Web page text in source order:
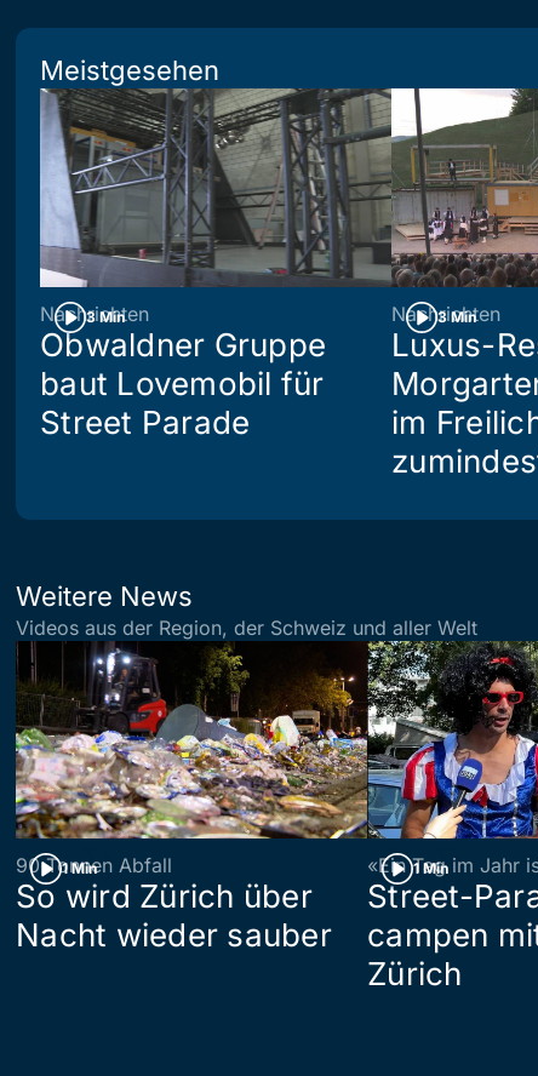
Meistgesehen
3 Min
Nachrichten
Obwaldner Gruppe
baut Lovemobil für
Street Parade
3 Min
Nachrichten
Luxus-
im
Weitere News
Videos aus der Region, der Schweiz und aller Welt
1 Min
90 Tonnen Abfall
So wird Zürich über
Nacht wieder sauber
1 Min
«Ein Tag im Jahr
Street-
campen
Zürich